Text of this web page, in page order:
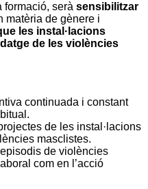
formació, serà sensibilitzar
matèria de gènere i
les instal·lacions
de les violències
continuada i constant
de les instal·lacions
masclistes.
de violències
com en l’acció